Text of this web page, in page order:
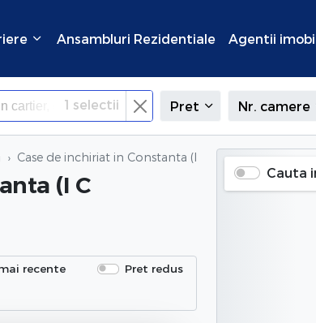
Ansambluri Rezidentiale Agentii
1 selectii Pret Nr. camere
Case de inchiriat in Constanta (I C Bratianu),
(I C
recente
Pret redus
Cauta